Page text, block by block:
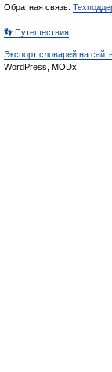
Обратная связь:
👣 Путешествия
Экспорт словарей на
WordPress, MODx.